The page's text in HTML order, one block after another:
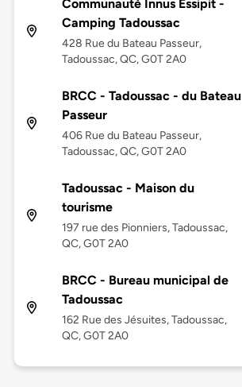
Communauté Innus Essipit -
Camping Tadoussac
428 Rue du Bateau Passeur,
Tadoussac, QC, G0T 2A0
BRCC - Tadoussac - du Bateau
Passeur
406 Rue du Bateau Passeur,
Tadoussac, QC, G0T 2A0
Tadoussac - Maison du
tourisme
197 rue des Pionniers, Tadoussac,
QC, G0T 2A0
BRCC - Bureau municipal de
Tadoussac
162 Rue des Jésuites, Tadoussac,
QC, G0T 2A0